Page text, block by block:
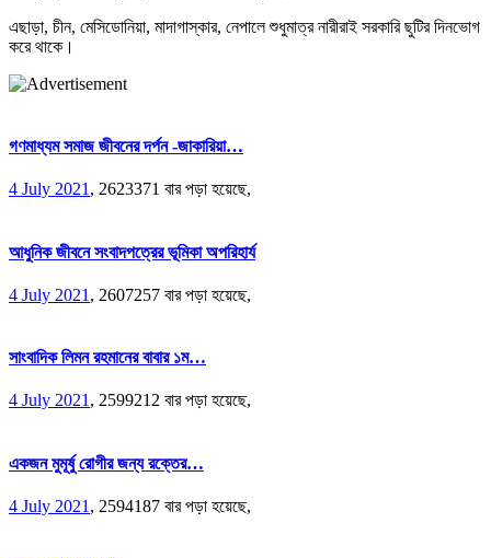
এছাড়া, চীন, মেসিডোনিয়া, মাদাগাস্কার, নেপালে শুধুমাত্র নারীরাই সরকারি ছুটির দিনভোগ
করে থাকে।
গণমাধ্যম সমাজ জীবনের দর্পন -জাকারিয়া…
4 July 2021 , 2623371 বার পড়া হয়েছে,
আধুনিক জীবনে সংবাদপত্রের ভূমিকা অপরিহার্য
4 July 2021 , 2607257 বার পড়া হয়েছে,
সাংবাদিক লিমন রহমানের বাবার ১ম…
4 July 2021, 2599212 বার পড়া হয়েছে,
একজন মুমূর্ষু রোগীর জন্য রক্তের…
4 July 2021 , 2594187 বার পড়া হয়েছে,